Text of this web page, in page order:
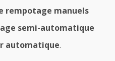
rempotage manuels
semi-automatique
automatique.